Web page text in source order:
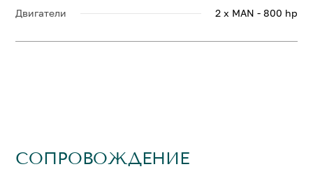
Двигатели 2 x MAN - 800 hp
СОПРОВОЖДЕНИЕ